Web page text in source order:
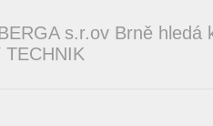
s.r.ov Brně hledá
TECHNIK